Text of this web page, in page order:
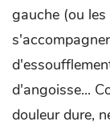
gauche (ou
d'angoisse...
douleur dure,